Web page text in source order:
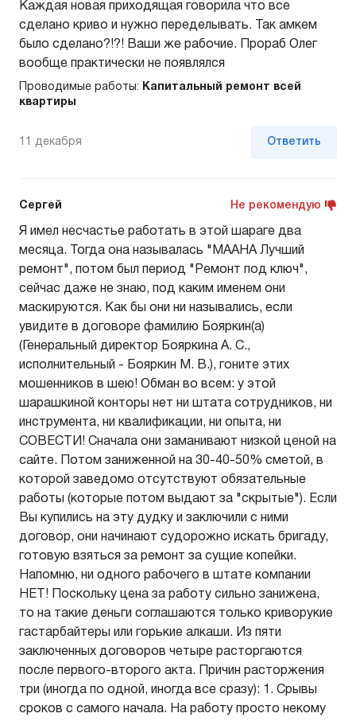
Каждая новая приходящая говорила что все
сделано криво и нужно переделывать. Так амкем
было сделано?!?! Ваши же рабочие. Прораб Олег
вообще практически не появлялся
Проводимые работы:
Капитальный ремонт всей
квартиры
11 декабря Ответить
Сергей Не рекомендую
Я имел несчастье работать в этой шараге два
месяца. Тогда она называлась "МААНА Лучший
ремонт", потом был период "Ремонт под ключ",
сейчас даже не знаю, под каким именем они
маскируются. Как бы они ни назывались, если
увидите в договоре фамилию Бояркин(а)
(Генеральный директор Бояркина А. С.,
исполнительный - Бояркин М. В.), гоните этих
мошенников в шею! Обман во всем: у этой
шарашкиной конторы нет ни штата сотрудников, ни
инструмента, ни квалификации, ни опыта, ни
СОВЕСТИ! Сначала они заманивают низкой ценой на
сайте. Потом заниженной на 30-40-50% сметой, в
которой заведомо отсутствуют обязательные
работы (которые потом выдают за "скрытые"). Если
Вы купились на эту дудку и заключили с ними
договор, они начинают судорожно искать бригаду,
готовую взяться за ремонт за сущие копейки.
Напомню, ни одного рабочего в штате компании
НЕТ! Поскольку цена за работу сильно занижена,
то на такие деньги соглашаются только криворукие
гастарбайтеры или горькие алкаши. Из пяти
заключенных договоров четыре расторгаются
после первого-второго акта. Причин расторжения
три (иногда по одной, иногда все сразу): 1. Срывы
сроков с самого начала. На работу просто некому